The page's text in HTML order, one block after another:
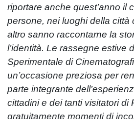
riportare anche quest’anno il
persone, nei luoghi della città
altro sanno raccontarne la
l’identità. Le rassegne estive
Sperimentale di
un’occasione preziosa per
parte integrante
cittadini e dei tanti visitatori di
gratuitamente momenti di